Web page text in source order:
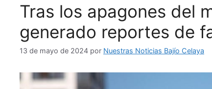
Tras los apagones del
generado reportes de
13 de mayo de 2024 por Nuestras Noticias Bajío Celaya